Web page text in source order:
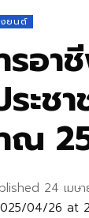
ยนต์
อา
ะช
ณ
04/26 at
24 เมษ